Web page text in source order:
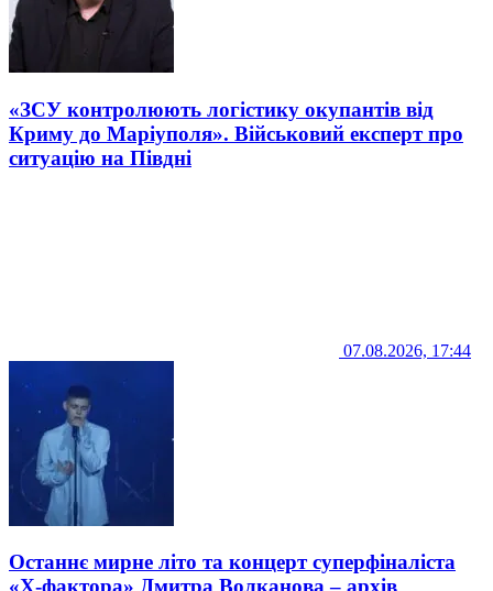
«ЗСУ контролюють логістику окупантів від
Криму до Маріуполя». Військовий експерт про
ситуацію на Півдні
07.08.2026, 17:44
Останнє мирне літо та концерт суперфіналіста